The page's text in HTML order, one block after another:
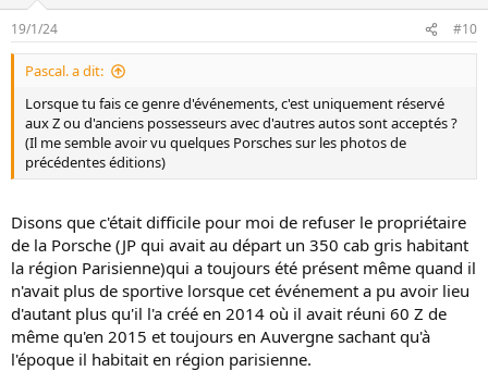
19/1/24 #10
Pascal. a dit:
Lorsque tu fais ce genre d'événements, c'est uniquement réservé
aux Z ou d'anciens possesseurs avec d'autres autos sont acceptés ?
(Il me semble avoir vu quelques Porsches sur les photos de
précédentes éditions)
Disons que c'était difficile pour moi de refuser le propriétaire
de la Porsche (JP qui avait au départ un 350 cab gris habitant
la région Parisienne)qui a toujours été présent même quand il
n'avait plus de sportive lorsque cet événement a pu avoir lieu
d'autant plus qu'il l'a créé en 2014 où il avait réuni 60 Z de
même qu'en 2015 et toujours en Auvergne sachant qu'à
l'époque il habitait en région parisienne.